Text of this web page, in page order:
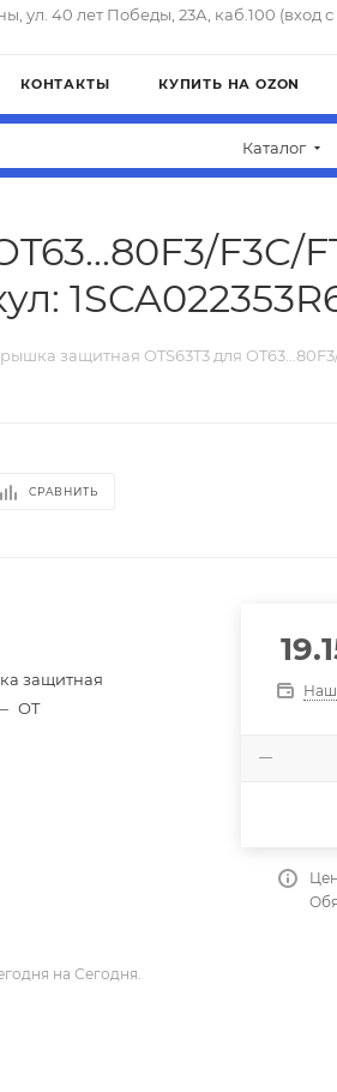
ул. 40 лет Победы, 23А, каб.100 (вход
КОНТАКТЫ КУПИТЬ НА OZON
Каталог
F3C/
защитная OTS63T3 для
СРАВНИТЬ
защитная
OT
на Сегодня.